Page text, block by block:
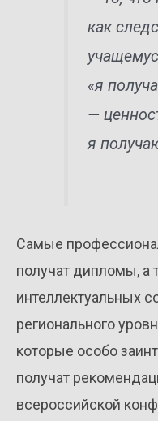
как
«я
—
я
Самые
получат дипломы, а
интеллектуальных
регионального
которые особо
получат
всероссийской